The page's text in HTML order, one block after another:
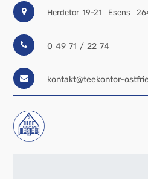
Herdetor 19-21 Esens
0 49 71 / 22 74
kontakt@teekontor-